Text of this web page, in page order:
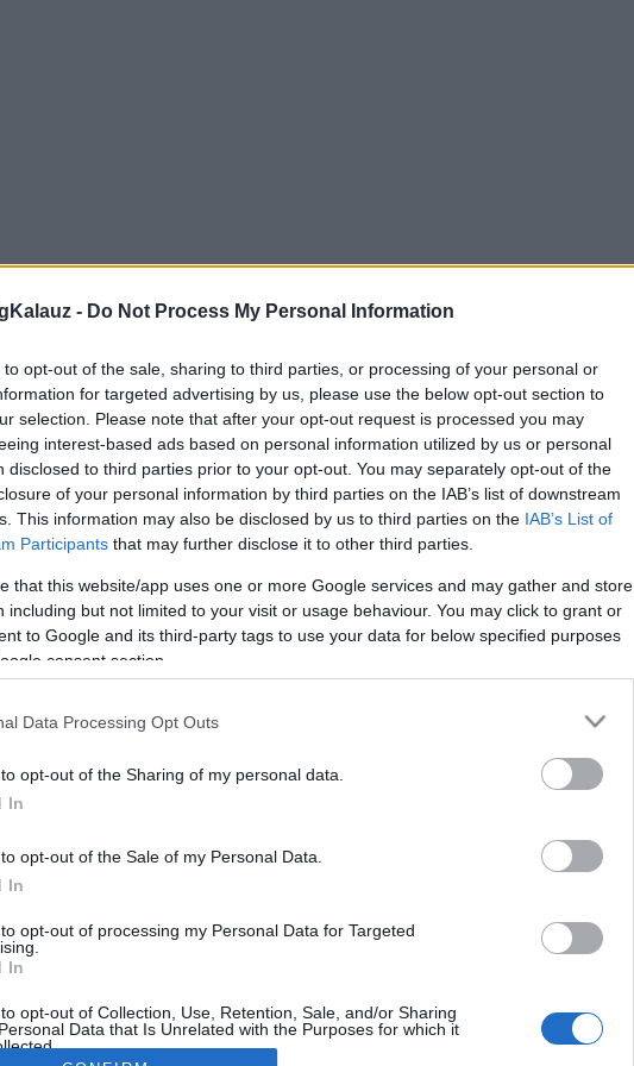
- Do Not Process My Personal Information
to opt-out of the sale, sharing to third parties, or processing of your personal or
for targeted advertising by us, please use the below opt-out section to
selection. Please note that after your opt-out request is processed you may
interest-based ads based on personal information utilized by us or personal
disclosed to third parties prior to your opt-out. You may separately opt-out of the
of your personal information by third parties on the IAB’s list of downstream
This information may also be disclosed by us to third parties on the IAB’s List of
Participants that may further disclose it to other third parties.
that this website/app uses one or more Google services and may gather and store
including but not limited to your visit or usage behaviour. You may click to grant or
to Google and its third-party tags to use your data for below specified purposes
consent section.
Data Processing Opt Outs
opt-out of the Sharing of my personal data.
In
opt-out of the Sale of my Personal Data.
In
opt-out of processing my Personal Data for Targeted
In
opt-out of Collection, Use, Retention, Sale, and/or Sharing
Data that Is Unrelated with the Purposes for which it